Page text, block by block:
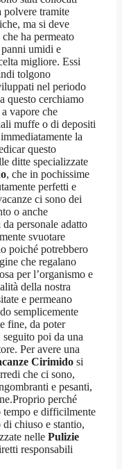
polvere tramite
ma si deve
ha permeato
umidi e
migliore. Essi
tolgono
nel periodo
questo cerchiamo
vapore che
muffe o di depositi
la
questo
ditte specializzate
, che in pochissime
perfetti e
ci sono dei
o anche
personale adatto
svuotare
poiché potrebbero
che regalano
per l’organismo e
della nostra
e permeano
semplicemente
fine, da poter
poi da una
Per avere una
Cirimido si
che ci sono,
e pesanti,
perché
tempo e difficilmente
chiuso e stantio,
nelle Pulizie
responsabili